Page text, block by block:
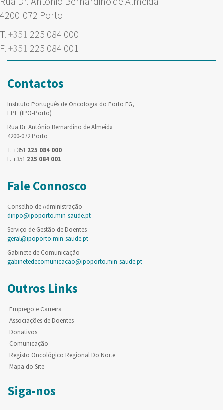
4200-072 Porto
T. +351 225 084 000
F. +351 225 084 001
Contactos
Instituto Português de Oncologia do Porto FG,
EPE (IPO-Porto)
Rua Dr. António Bernardino de Almeida
4200-072 Porto
T. +351 225 084 000
F. +351 225 084 001
Fale Connosco
Conselho de Administração
diripo@ipoporto.min-saude.pt
Serviço de Gestão de Doentes
geral@ipoporto.min-saude.pt
Gabinete de Comunicação
gabinetedecomunicacao@ipoporto.min-saude.pt
Outros Links
Emprego e Carreira
Associações de Doentes
Donativos
Comunicação
Registo Oncológico Regional Do Norte
Mapa do Site
Siga-nos